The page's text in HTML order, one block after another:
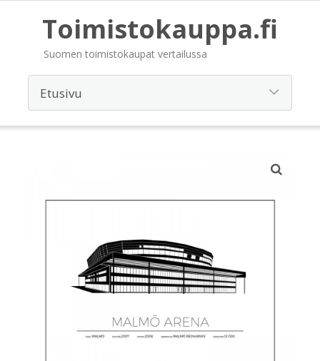
Toimistokauppa.fi
Suomen toimistokaupat vertailussa